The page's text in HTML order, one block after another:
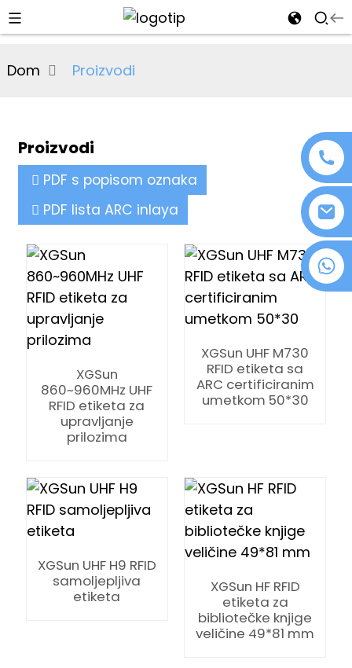
+86 18076372139
Dom Proizvodi
Proizvodi
PDF s popisom oznaka
PDF lista ARC inlaya
XGSun
860~960MHz UHF
RFID etiketa za
upravljanje
prilozima
XGSun UHF M730
RFID etiketa sa
ARC certificiranim
umetkom 50*30
XGSun UHF H9 RFID
samoljepljiva
etiketa
XGSun HF RFID
etiketa za
bibliotečke knjige
veličine 49*81 mm